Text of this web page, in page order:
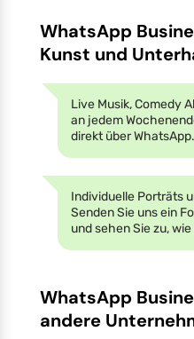
WhatsApp
Kunst und
Live Musik, Comedy
an jedem
direkt über WhatsApp.
Individuelle Porträts
Senden Sie uns ein
und sehen Sie zu,
WhatsApp
andere